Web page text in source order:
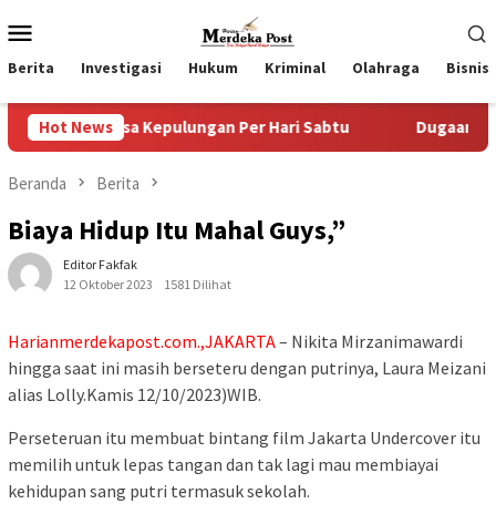
ke
kontenMobile
Berita Investigasi Hukum Kriminal Olahraga Bisnis
Hot News
Kepulungan Per Hari Sabtu Dugaan Pungli SKAB
Beranda Berita
Biaya Hidup Itu Mahal Guys,”
Editor Fakfak
12 Oktober 2023
1581 Dilihat
Harianmerdekapost.com.,JAKARTA– Nikita Mirzanimawardi
hingga saat ini masih berseteru dengan putrinya, Laura Meizani
alias Lolly.Kamis 12/10/2023)WIB.
Perseteruan itu membuat bintang film Jakarta Undercover itu
memilih untuk lepas tangan dan tak lagi mau membiayai
kehidupan sang putri termasuk sekolah.